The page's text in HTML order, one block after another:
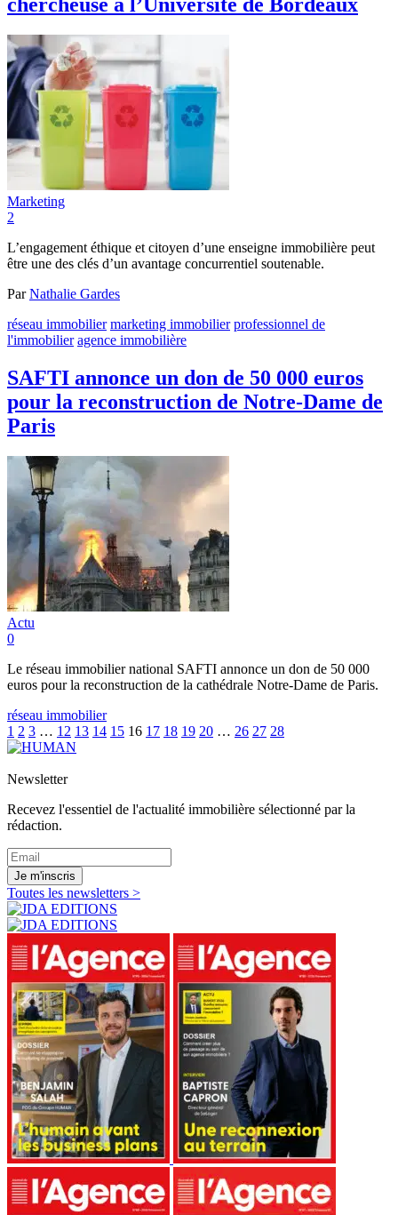
Marketing
2
L’engagement éthique et citoyen d’une enseigne immobilière peut
être une des clés d’un avantage concurrentiel soutenable.
ParNathalie Gardes
réseau immobilier marketing immobilier professionnel de
l'immobilier agence immobilière
SAFTI annonce un don de 50 000 euros
pour la reconstruction de Notre-Dame de
Paris
Actu
0
Le réseau immobilier national SAFTI annonce un don de 50 000
euros pour la reconstruction de la cathédrale Notre-Dame de Paris.
réseau immobilier
1 2 3 … 12 13 14 15 16 17 18 19 20 … 26 27 28
Newsletter
Recevez l'essentiel de l'actualité immobilière sélectionné par la
rédaction.
Je m'inscris
Toutes les newsletters >